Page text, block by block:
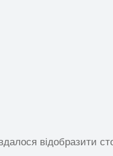
відобразити